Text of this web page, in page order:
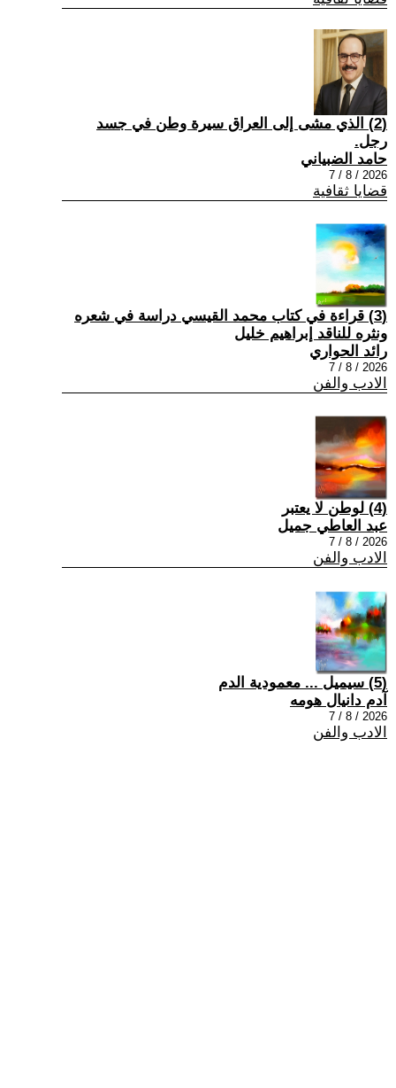
(2) الذي مشى إلى العراق سيرة وطن في جسد
رجل.
حامد الضبياني
2026 / 8 / 7
قضايا ثقافية
(3) قراءة في كتاب محمد القيسي دراسة في شعره
ونثره للناقد إبراهيم خليل
رائد الحواري
2026 / 8 / 7
الادب والفن
(4) لوطن لا يعتبر
عبد العاطي جميل
2026 / 8 / 7
الادب والفن
(5) سيميل ... معمودية الدم
آدم دانيال هومه
2026 / 8 / 7
الادب والفن